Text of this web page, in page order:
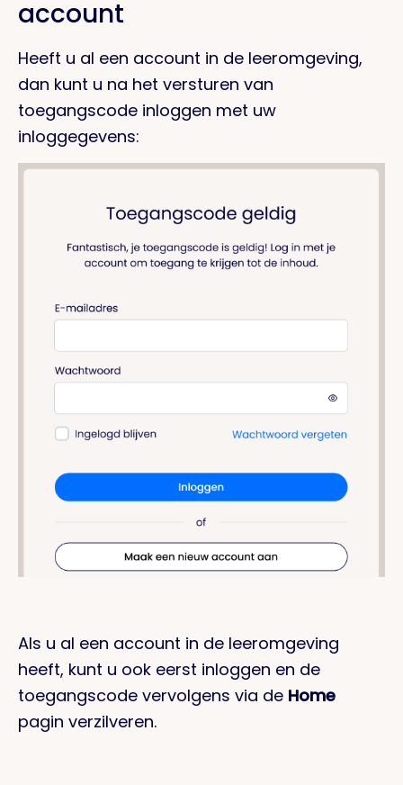
account
Heeft u al een account in de leeromgeving,
dan kunt u na het versturen van
toegangscode inloggen met uw
inloggegevens:
Als u al een account in de leeromgeving
heeft, kunt u ook eerst inloggen en de
toegangscode vervolgens via de Home
pagin verzilveren.